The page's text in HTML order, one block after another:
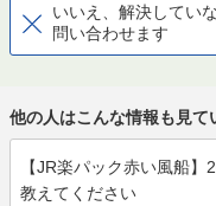
いいえ、解決してい
問い合わせます
他の人はこんな情報も見て
【JR楽パック赤い風船
教えてください